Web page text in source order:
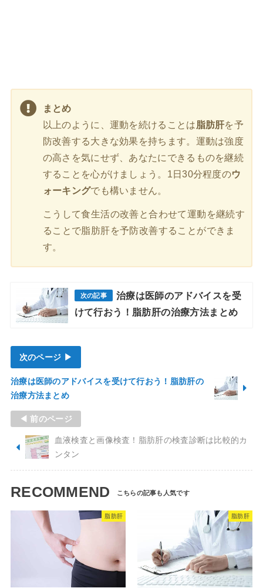
まとめ
以上のように、運動を続けることは脂肪肝を予
防改善する大きな効果を持ちます。運動は強度
の高さを気にせず、あなたにできるものを継続
することを心がけましょう。1日30分程度のウ
ォーキングでも構いません。
こうして食生活の改善と合わせて運動を継続す
ることで脂肪肝を予防改善することができま
す。
治療は医師のアドバイスを受
けて行おう！脂肪肝の治療方法まとめ
次のページ ▶
治療は医師のアドバイスを受けて行おう！脂肪肝の
治療方法まとめ
◀ 前のページ
血液検査と画像検査！脂肪肝の検査診断は比較的カ
ンタン
RECOMMEND
脂肪肝 脂肪肝